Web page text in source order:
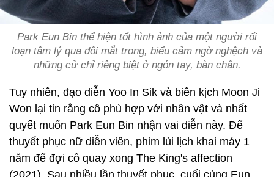
Park Eun Bin thể hiện tốt hình ảnh của một người rối
loạn tâm lý qua đôi mắt trong, biểu cảm ngờ nghệch và
những cử chỉ riêng biệt ở ngón tay, bàn chân.
Tuy nhiên, đạo diễn Yoo In Sik và biên kịch Moon Ji
Won lại tin rằng cô phù hợp với nhân vật và nhất
quyết muốn Park Eun Bin nhận vai diễn này. Để
thuyết phục nữ diễn viên, phim lùi lịch khai máy 1
năm để đợi cô quay xong The King's affection